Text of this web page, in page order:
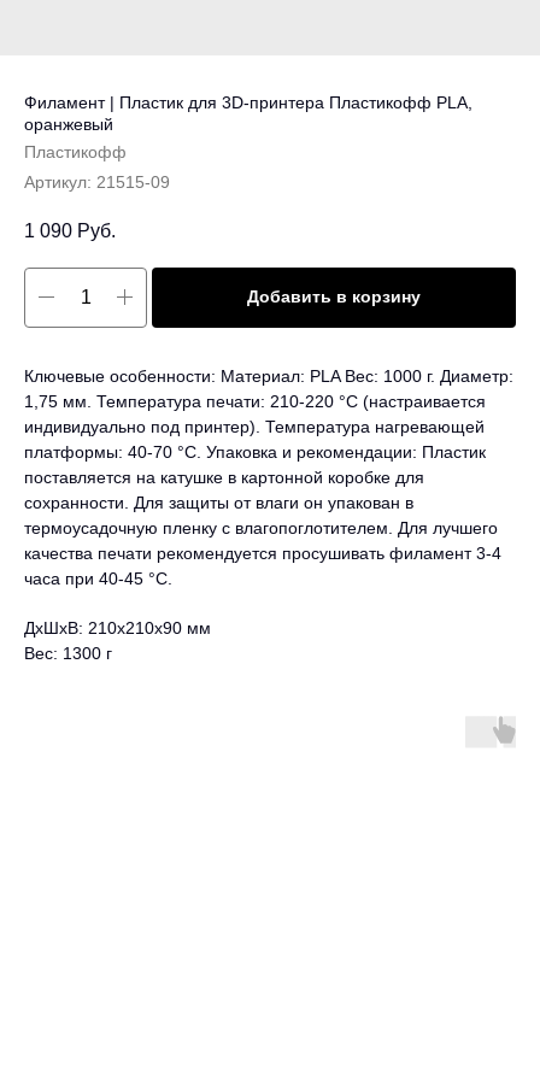
Филамент | Пластик для 3D-принтера Пластикофф PLA,
оранжевый
Пластикофф
Артикул: 21515-09
1 090 Руб.
Добавить в корзину
Ключевые особенности: Материал: PLA Вес: 1000 г. Диаметр:
1,75 мм. Температура печати: 210-220 °C (настраивается
индивидуально под принтер). Температура нагревающей
платформы: 40-70 °C. Упаковка и рекомендации: Пластик
поставляется на катушке в картонной коробке для
сохранности. Для защиты от влаги он упакован в
термоусадочную пленку с влагопоглотителем. Для лучшего
качества печати рекомендуется просушивать филамент 3-4
часа при 40-45 °C.
ДxШxВ: 210x210x90 мм
Вес: 1300 г